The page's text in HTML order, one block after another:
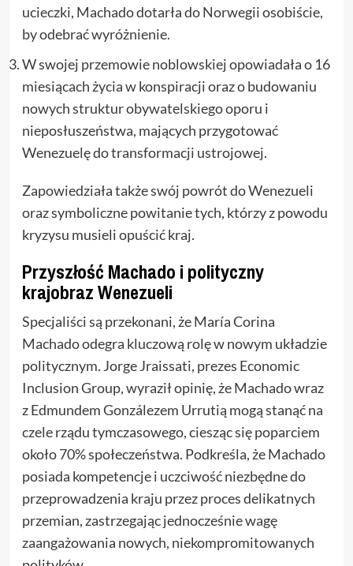
ucieczki, Machado dotarła do Norwegii osobiście,
by odebrać wyróżnienie.
W swojej przemowie noblowskiej opowiadała o 16
miesiącach życia w konspiracji oraz o budowaniu
nowych struktur obywatelskiego oporu i
nieposłuszeństwa, mających przygotować
Wenezuelę do transformacji ustrojowej.
Zapowiedziała także swój powrót do Wenezueli
oraz symboliczne powitanie tych, którzy z powodu
kryzysu musieli opuścić kraj.
Przyszłość Machado i polityczny
krajobraz Wenezueli
Specjaliści są przekonani, że María Corina
Machado odegra kluczową rolę w nowym układzie
politycznym. Jorge Jraissati, prezes Economic
Inclusion Group, wyraził opinię, że Machado wraz
z Edmundem Gonzálezem Urrutią mogą stanąć na
czele rządu tymczasowego, ciesząc się poparciem
około 70% społeczeństwa. Podkreśla, że Machado
posiada kompetencje i uczciwość niezbędne do
przeprowadzenia kraju przez proces delikatnych
przemian, zastrzegając jednocześnie wagę
zaangażowania nowych, niekompromitowanych